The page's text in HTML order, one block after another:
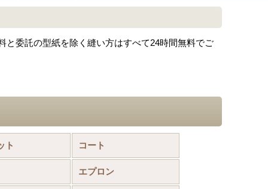
委託の型紙を除く縫い方はすべて24時間無料でご
ト コート
エプロン